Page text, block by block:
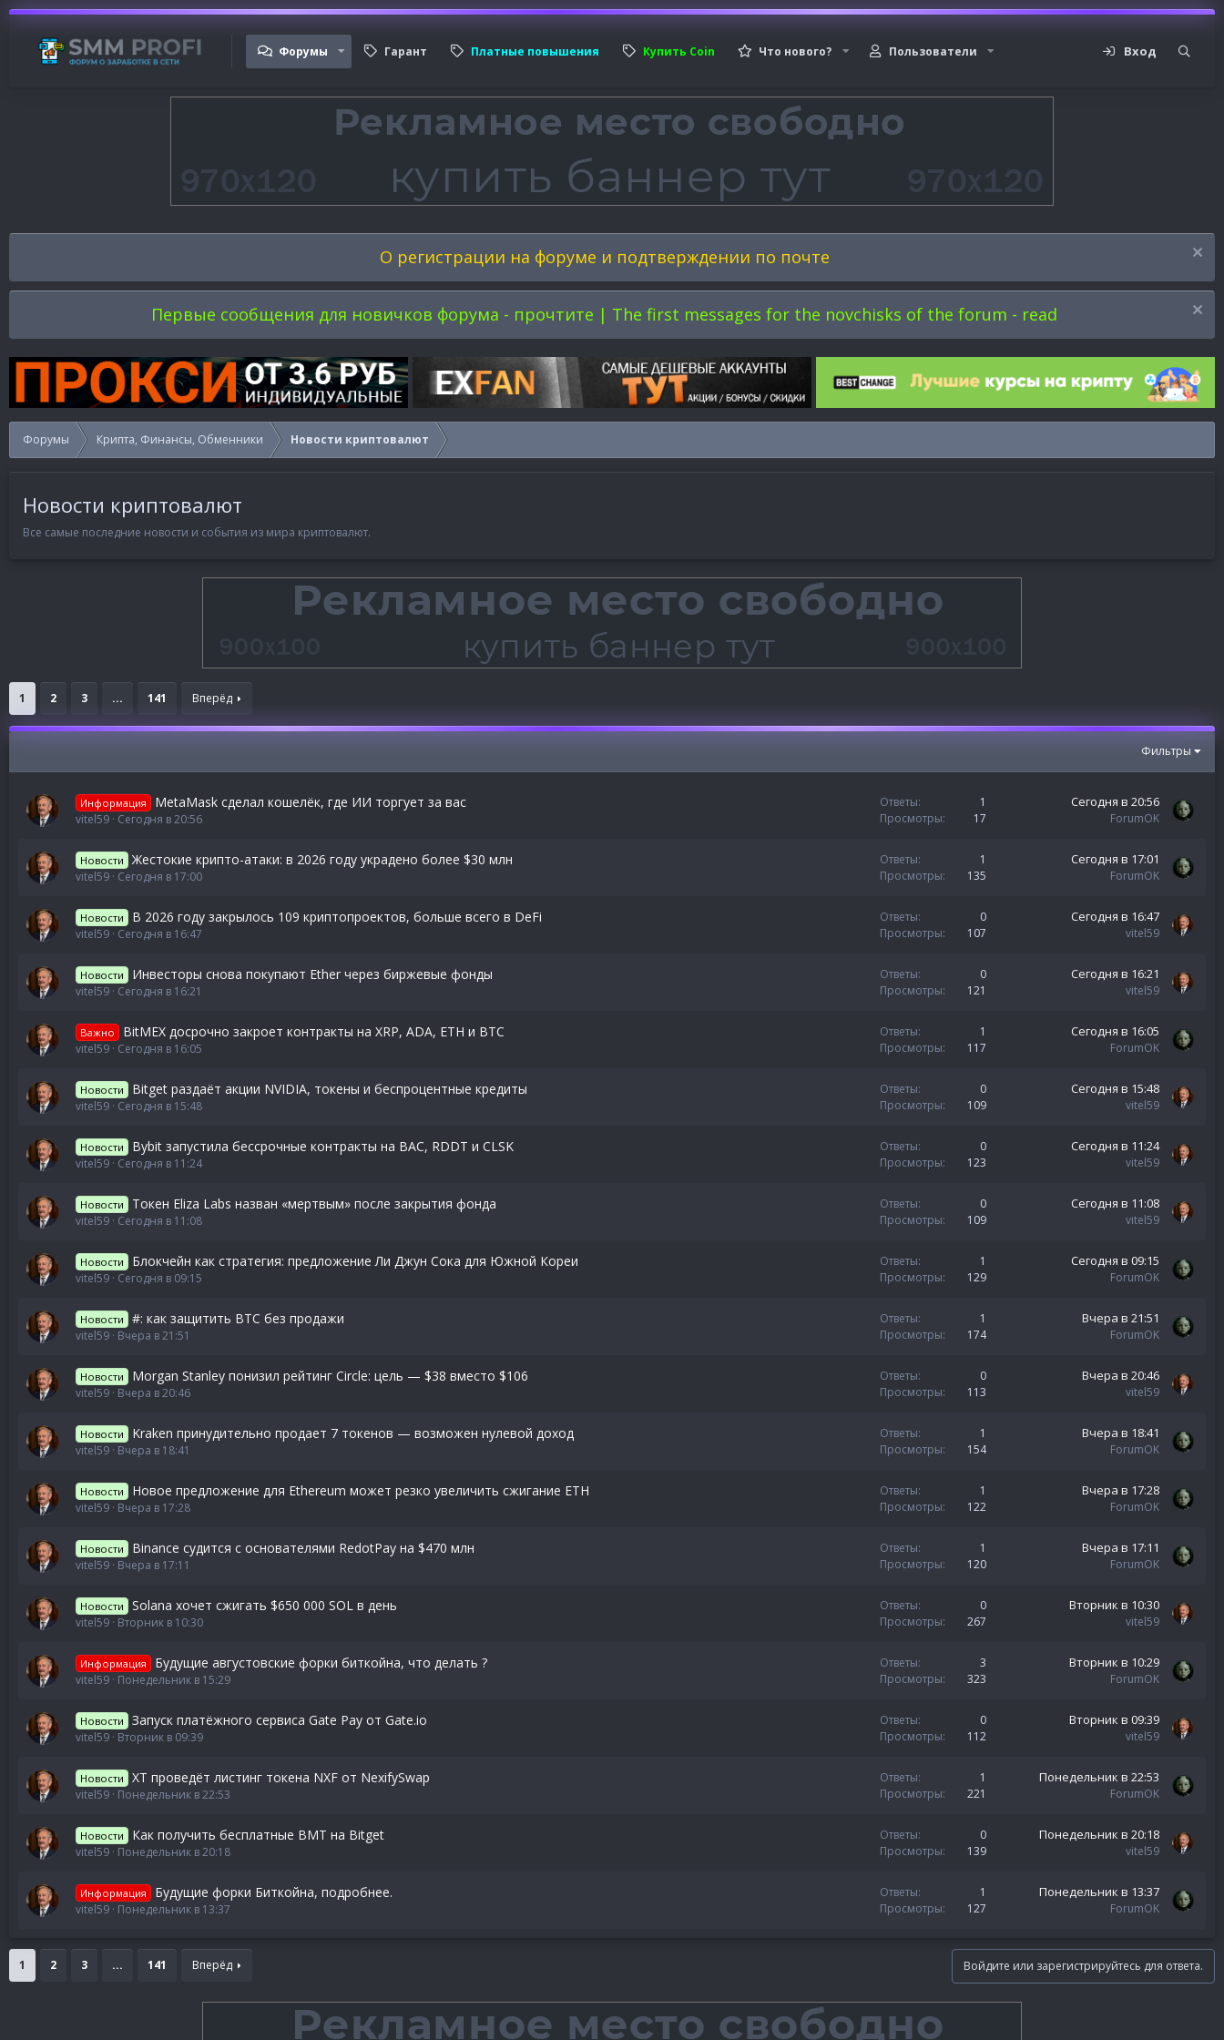
Форумы Гарант Платные повышения Купить Coin Что нового? Пользователи Вход
О регистрации на форуме и подтверждении по почте
Первые сообщения для новичков форума - прочтите | The first messages for the novchisks of the forum - read
Форумы Крипта, Финансы, Обменники Новости криптовалют
Новости криптовалют
Все самые последние новости и события из мира криптовалют.
1 2 3 ... 141 Вперёд
Фильтры
Информация MetaMask сделал кошелёк, где ИИ торгует за вас
vitel59 Сегодня в 20:56
Ответы
1
Просмотры
17
Сегодня в 20:56
ForumOK
Новости Жестокие крипто-атаки: в 2026 году украдено более $30 млн
vitel59 Сегодня в 17:00
Ответы
1
Просмотры
135
Сегодня в 17:01
ForumOK
Новости В 2026 году закрылось 109 криптопроектов, больше всего в DeFi
vitel59 Сегодня в 16:47
Ответы
0
Просмотры
107
Сегодня в 16:47
vitel59
Новости Инвесторы снова покупают Ether через биржевые фонды
vitel59 Сегодня в 16:21
Ответы
0
Просмотры
121
Сегодня в 16:21
vitel59
Важно BitMEX досрочно закроет контракты на XRP, ADA, ETH и BTC
vitel59 Сегодня в 16:05
Ответы
1
Просмотры
117
Сегодня в 16:05
ForumOK
Новости Bitget раздаёт акции NVIDIA, токены и беспроцентные кредиты
vitel59 Сегодня в 15:48
Ответы
0
Просмотры
109
Сегодня в 15:48
vitel59
Новости Bybit запустила бессрочные контракты на BAC, RDDT и CLSK
vitel59 Сегодня в 11:24
Ответы
0
Просмотры
123
Сегодня в 11:24
vitel59
Новости Токен Eliza Labs назван «мертвым» после закрытия фонда
vitel59 Сегодня в 11:08
Ответы
0
Просмотры
109
Сегодня в 11:08
vitel59
Новости Блокчейн как стратегия: предложение Ли Джун Сока для Южной Кореи
vitel59 Сегодня в 09:15
Ответы
1
Просмотры
129
Сегодня в 09:15
ForumOK
Новости #: как защитить BTC без продажи
vitel59 Вчера в 21:51
Ответы
1
Просмотры
174
Вчера в 21:51
ForumOK
Новости Morgan Stanley понизил рейтинг Circle: цель — $38 вместо $106
vitel59 Вчера в 20:46
Ответы
0
Просмотры
113
Вчера в 20:46
vitel59
Новости Kraken принудительно продает 7 токенов — возможен нулевой доход
vitel59 Вчера в 18:41
Ответы
1
Просмотры
154
Вчера в 18:41
ForumOK
Новости Новое предложение для Ethereum может резко увеличить сжигание ETH
vitel59 Вчера в 17:28
Ответы
1
Просмотры
122
Вчера в 17:28
ForumOK
Новости Binance судится с основателями RedotPay на $470 млн
vitel59 Вчера в 17:11
Ответы
1
Просмотры
120
Вчера в 17:11
ForumOK
Новости Solana хочет сжигать $650 000 SOL в день
vitel59 Вторник в 10:30
Ответы
0
Просмотры
267
Вторник в 10:30
vitel59
Информация Будущие августовские форки биткойна, что делать ?
vitel59 Понедельник в 15:29
Ответы
3
Просмотры
323
Вторник в 10:29
ForumOK
Новости Запуск платёжного сервиса Gate Pay от Gate.io
vitel59 Вторник в 09:39
Ответы
0
Просмотры
112
Вторник в 09:39
vitel59
Новости XT проведёт листинг токена NXF от NexifySwap
vitel59 Понедельник в 22:53
Ответы
1
Просмотры
221
Понедельник в 22:53
ForumOK
Новости Как получить бесплатные BMT на Bitget
vitel59 Понедельник в 20:18
Ответы
0
Просмотры
139
Понедельник в 20:18
vitel59
Информация Будущие форки Биткойна, подробнее.
vitel59 Понедельник в 13:37
Ответы
1
Просмотры
127
Понедельник в 13:37
ForumOK
1 2 3 ... 141 Вперёд Войдите или зарегистрируйтесь для ответа.